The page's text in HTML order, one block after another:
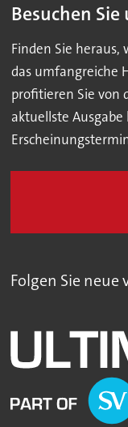
Besuchen
Finden Sie heraus,
das umfangreiche
profitieren Sie von
aktuellste Ausgabe
Folgen Sie neue